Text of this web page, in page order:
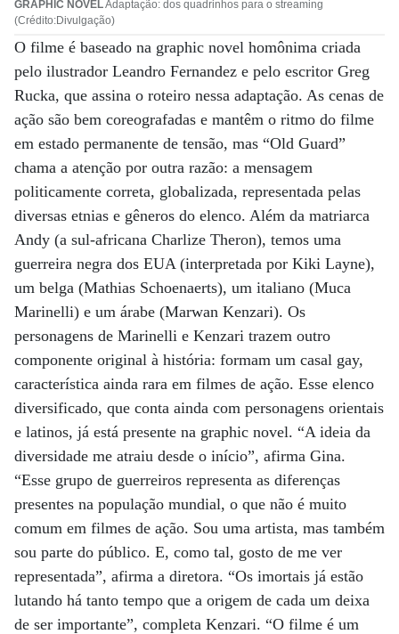
GRAPHIC NOVELAdaptação: dos quadrinhos para o streaming
(Crédito:Divulgação)
O filme é baseado na graphic novel homônima criada
pelo ilustrador Leandro Fernandez e pelo escritor Greg
Rucka, que assina o roteiro nessa adaptação. As cenas de
ação são bem coreografadas e mantêm o ritmo do filme
em estado permanente de tensão, mas “Old Guard”
chama a atenção por outra razão: a mensagem
politicamente correta, globalizada, representada pelas
diversas etnias e gêneros do elenco. Além da matriarca
Andy (a sul-africana Charlize Theron), temos uma
guerreira negra dos EUA (interpretada por Kiki Layne),
um belga (Mathias Schoenaerts), um italiano (Muca
Marinelli) e um árabe (Marwan Kenzari). Os
personagens de Marinelli e Kenzari trazem outro
componente original à história: formam um casal gay,
característica ainda rara em filmes de ação. Esse elenco
diversificado, que conta ainda com personagens orientais
e latinos, já está presente na graphic novel. “A ideia da
diversidade me atraiu desde o início”, afirma Gina.
“Esse grupo de guerreiros representa as diferenças
presentes na população mundial, o que não é muito
comum em filmes de ação. Sou uma artista, mas também
sou parte do público. E, como tal, gosto de me ver
representada”, afirma a diretora. “Os imortais já estão
lutando há tanto tempo que a origem de cada um deixa
de ser importante”, completa Kenzari. “O filme é um